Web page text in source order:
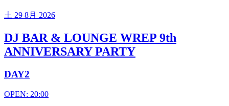
土 29 8月 2026
DJ BAR & LOUNGE WREP 9th
ANNIVERSARY PARTY
DAY2
OPEN: 20:00